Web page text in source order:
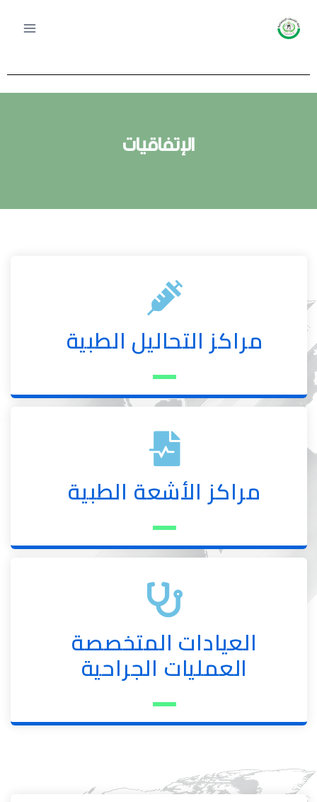
الإتفاقيات
مراكز التحاليل الطبية
مراكز الأشعة الطبية
العيادات المتخصصة
العمليات الجراحية